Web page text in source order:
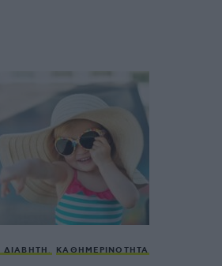
ΚΑΘΗΜΕΡΙΝΌΤΗΤΑ